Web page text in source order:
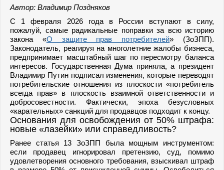
Автор: Владимир Поздняков
С 1 февраля 2026 года в России вступают в силу,
пожалуй, самые радикальные поправки за всю историю
закона «О защите прав потребителей» (ЗоЗПП).
Законодатель, реагируя на многолетние жалобы бизнеса,
предпринимает масштабный шаг по пересмотру баланса
интересов. Государственная Дума приняла, а президент
Владимир Путин подписал изменения, которые переводят
потребительские отношения из плоскости «потребитель
всегда прав» в плоскость взаимной ответственности и
добросовестности. Фактически, эпоха безусловных
«карательных» санкций для продавцов подходит к концу.
Основания для освобождения от 50% штрафа:
новые «лазейки» или справедливость?
Ранее статья 13 ЗоЗПП была мощным инструментом:
если продавец игнорировал претензию, суд, помимо
удовлетворения основного требования, взыскивал штраф